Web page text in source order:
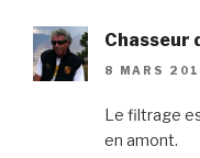
Chasseur
8 MARS
Le filtrage
en amont.